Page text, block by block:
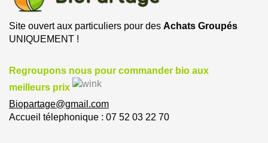
Site ouvert aux particuliers pour des Achats Groupés
UNIQUEMENT !
Regroupons nous pour commander bio aux
meilleurs prix
Biopartage@gmail.com
Accueil télephonique : 07 52 03 22 70